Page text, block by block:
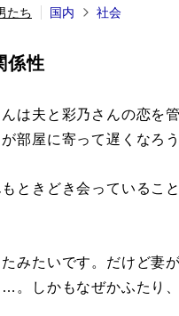
たち 国内 社会
係性
は夫と彩乃さんの恋を
部屋に寄って遅くなろ
ときどき会っているこ
みたいです。だけど妻
しかもなぜかふたり